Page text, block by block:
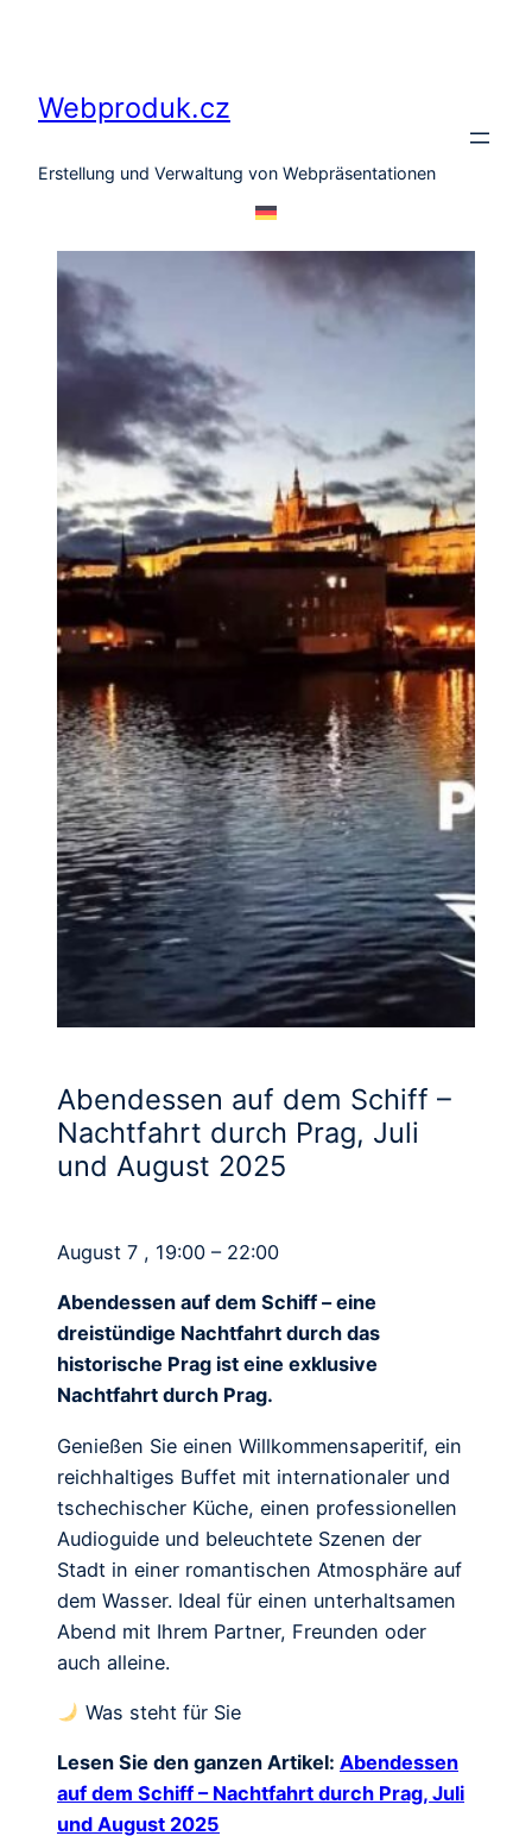
Webproduk.cz
Erstellung und Verwaltung von Webpräsentationen
Abendessen auf dem Schiff –
Nachtfahrt durch Prag, Juli
und August 2025
August 7 , 19:00 – 22:00
Abendessen auf dem Schiff – eine
dreistündige Nachtfahrt durch das
historische Prag ist eine exklusive
Nachtfahrt durch Prag.
Genießen Sie einen Willkommensaperitif, ein
reichhaltiges Buffet mit internationaler und
tschechischer Küche, einen professionellen
Audioguide und beleuchtete Szenen der
Stadt in einer romantischen Atmosphäre auf
dem Wasser. Ideal für einen unterhaltsamen
Abend mit Ihrem Partner, Freunden oder
auch alleine.
Was steht für Sie
Lesen Sie den ganzen Artikel: Abendessen
auf dem Schiff – Nachtfahrt durch Prag, Juli
und August 2025